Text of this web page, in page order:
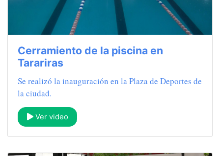
Cerramiento de la piscina en
Tarariras
Se realizó la inauguración en la Plaza de Deportes de
la ciudad.
Ver video